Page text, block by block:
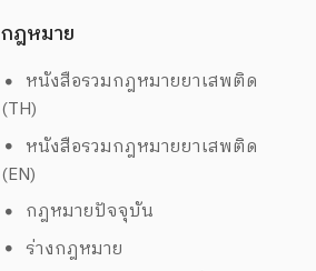
กฎหมาย
หนังสือรวมกฎหมายยาเสพติด
(TH)
หนังสือรวมกฎหมายยาเสพติด
(EN)
กฎหมายปัจจุบัน
ร่างกฎหมาย